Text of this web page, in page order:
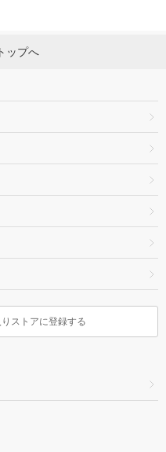
ップへ
ストアに登録する